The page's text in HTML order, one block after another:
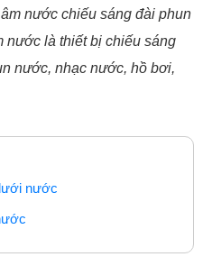
nước chiếu sáng đài phun
nước là thiết bị chiếu sáng
nước, nhạc nước, hồ bơi,
nước